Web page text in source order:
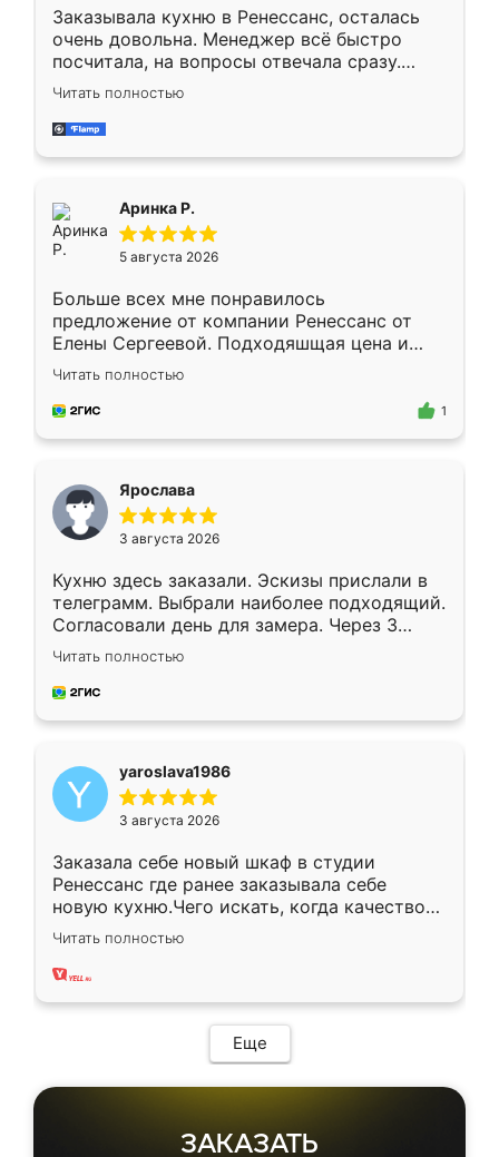
Заказывала кухню в Ренессанс, осталась
очень довольна. Менеджер всё быстро
посчитала, на вопросы отвечала сразу.
Замерщик приехал в субботу, подошёл к
делу со всей ответственностью. Собрали
за день, ребята работали аккуратно, даже
Читать полностью
Аринка Р.
5 августа 2026
Больше всех мне понравилось
предложение от компании Ренессанс от
Елены Сергеевой. Подходяшщая цена и
короткие сроки изготовления. Приехавший
для замера сотрудник Владислав
предложил по моему эскизу самый
Читать полностью
1
Ярослава
3 августа 2026
Кухню здесь заказали. Эскизы прислали в
телеграмм. Выбрали наиболее подходящий.
Согласовали день для замера. Через 3
недели кухня была уже готова. Остались
довольны работой. Спасибо Ренессанс
мебель за качественную работу!
Читать полностью
yaroslava1986
3 августа 2026
Заказала себе новый шкаф в студии
Ренессанс где ранее заказывала себе
новую кухню.Чего искать, когда качеством
вполне довольна. Служит кухня уже почти
два года, нареканий нет.
Читать полностью
Еще
ЗАКАЗАТЬ